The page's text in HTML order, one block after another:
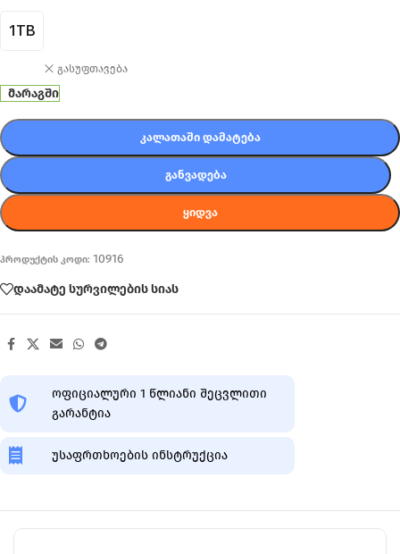
1TB
გასუფთავება
მარაგში
ᲙᲐᲚᲐᲗᲐᲨᲘ ᲓᲐᲛᲐᲢᲔᲑᲐ
ᲒᲐᲜᲕᲐᲓᲔᲑᲐ
ᲧᲘᲓᲕᲐ
პროდუქტის კოდი: 10916
დაამატე სურვილების სიას
ოფიციალური 1 წლიანი შეცვლითი
გარანტია
უსაფრთხოების ინსტრუქცია